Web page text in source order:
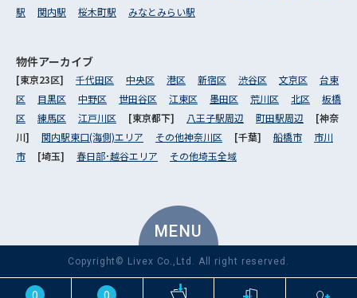
0 0
MENU
駅
関内駅 桜木町駅 みなとみらい駅
物件アーカイブ
[東京23区] 千代田区 中央区 港区 新宿区 渋谷区 文京区
台東
区
目黒区 中野区 世田谷区 江東区 墨田区 荒川区 北区
板橋
区
練馬区 江戸川区 [東京都下] 八王子駅周辺 町田駅周辺
[神奈
川] 関内駅東口(海側)エリア その他神奈川区 [千葉] 船橋市
市川
市
[埼玉] 春日部･越谷エリア その他埼玉全域
Copyright© Livex Co.,Ltd. All right reserved.